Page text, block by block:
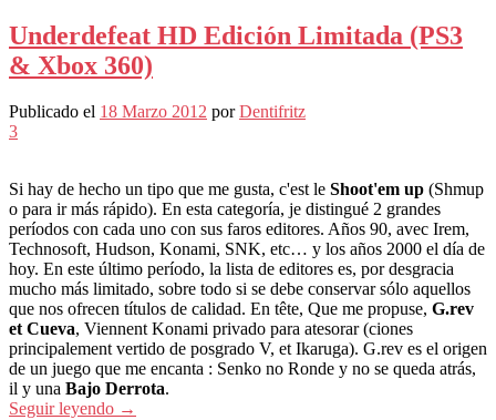
Underdefeat HD Edición Limitada (PS3
& Xbox 360)
Publicado el 18 Marzo 2012 porDentifritz
3
Si hay de hecho un tipo que me gusta, c'est le Shoot'em up (Shmup
o para ir más rápido). En esta categoría, je distingué 2 grandes
períodos con cada uno con sus faros editores. Años 90, avec Irem,
Technosoft, Hudson, Konami, SNK, etc… y los años 2000 el día de
hoy. En este último período, la lista de editores es, por desgracia
mucho más limitado, sobre todo si se debe conservar sólo aquellos
que nos ofrecen títulos de calidad. En tête, Que me propuse, G.rev
et Cueva, Viennent Konami privado para atesorar (ciones
principalement vertido de posgrado V, et Ikaruga). G.rev es el origen
de un juego que me encanta : Senko no Ronde y no se queda atrás,
il y una Bajo Derrota.
Seguir leyendo →